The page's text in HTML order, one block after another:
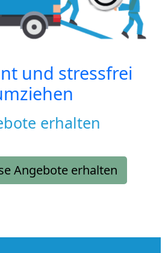
und stressfrei
erhalten
Angebote erhalten